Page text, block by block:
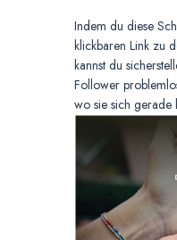
Indem du diese
klickbaren Link zu
kannst du
Follower
wo sie sich gerade